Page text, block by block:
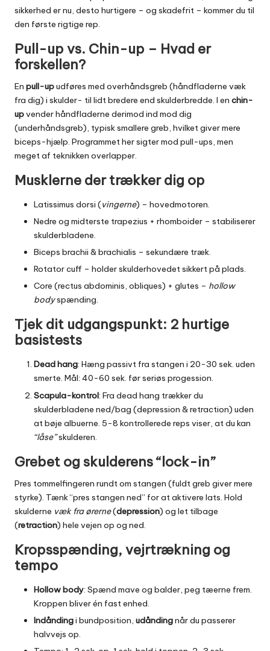
sikkerhed er nu, desto hurtigere – og skadefrit – kommer du til
den første rigtige rep.
Pull-up vs. Chin-up – Hvad er
forskellen?
En pull-upudføres med overhåndsgreb (håndfladerne væk
fra dig) i skulder- til lidt bredere end skulderbredde. I en chin-
upvender håndfladerne derimod ind mod dig
(underhåndsgreb), typisk smallere greb, hvilket giver mere
biceps-hjælp. Programmet her sigter mod pull-ups, men
meget af teknikken overlapper.
Musklerne der trækker dig op
Latissimus dorsi (vingerne) – hovedmotoren.
Nedre og midterste trapezius + rhomboider – stabiliserer
skulderbladene.
Biceps brachii & brachialis – sekundære træk.
Rotator cuff – holder skulderhovedet sikkert på plads.
Core (rectus abdominis, obliques) + glutes – hollow
bodyspænding.
Tjek dit udgangspunkt: 2 hurtige
basistests
Dead hang: Hæng passivt fra stangen i 20-30 sek. uden
smerte. Mål: 40-60 sek. før seriøs progession.
Scapula-kontrol: Fra dead hang trækker du
skulderbladene ned/bag (depression & retraction) uden
at bøje albuerne. 5-8 kontrollerede reps viser, at du kan
“låse”skulderen.
Grebet og skulderens “lock-in”
Pres tommelfingeren rundt om stangen (fuldt greb giver mere
styrke). Tænk “pres stangen ned” for at aktivere lats. Hold
skulderne væk fra ørerne(depression) og let tilbage
(retraction) hele vejen op og ned.
Kropsspænding, vejrtrækning og
tempo
Hollow body: Spænd mave og balder, peg tæerne frem.
Kroppen bliver én fast enhed.
Indåndingi bundposition, udåndingnår du passerer
halvvejs op.